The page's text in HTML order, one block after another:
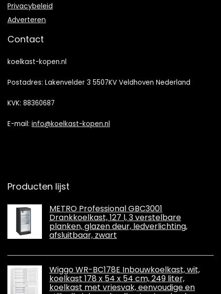
Privacybeleid
Adverteren
Contact
koelkast-kopen.nl
Postadres: Lakenvelder 3 5507KV Veldhoven Nederland
KVK: 88360687
E-mail: info@koelkast-kopen.nl
Producten lijst
METRO Professional GBC3001
Drankkoelkast, 127 l, 3 verstelbare
planken, glazen deur, ledverlichting,
afsluitbaar, zwart
Wiggo WR-BC178E Inbouwkoelkast, wit,
koelkast 178 x 54 x 54 cm, 249 liter,
koelkast met vriesvak, eenvoudige en